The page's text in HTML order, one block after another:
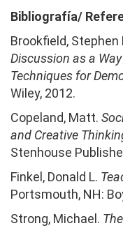
Bibliografía/
Brookfield, Stephen
Discussion as a
Techniques for
Wiley, 2012.
Copeland, Matt.
and Creative
Stenhouse
Finkel, Donald L.
Portsmouth, NH:
Strong, Michael.